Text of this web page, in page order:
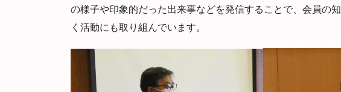
の様子や印象的だった出来事などを発信することで、会員の
く活動にも取り組んでいます。